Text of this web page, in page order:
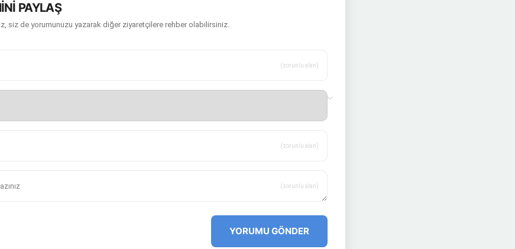
PAYLAŞ
siz de yorumunuzu yazarak diğer ziyaretçilere rehber olabilirsiniz.
(zorunlu alan)
(zorunlu alan)
(zorunlu alan)
YORUMU GÖNDER